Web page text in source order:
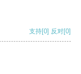
支持[0] 反对[0]